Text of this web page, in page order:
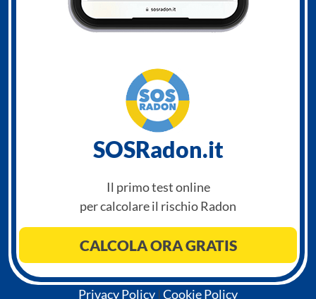
SOSRadon.it
Il primo test online
per calcolare il rischio Radon
CALCOLA ORA GRATIS
Privacy Policy | Cookie Policy